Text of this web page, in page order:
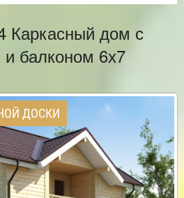
Каркасный дом с
и балконом 6х7
ДОСКИ